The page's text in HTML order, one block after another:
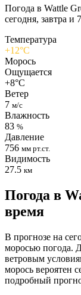
Погода в Wattle
сегодня, завтра и
Температура
+12°C
Морось
Ощущается
+8°C
Ветер
7 м/с
Влажность
83 %
Давление
756 мм рт.ст.
Видимость
27.5 км
Погода в
время
В прогнозе на
моросью погода.
ветровым
морось вероятен
подробный